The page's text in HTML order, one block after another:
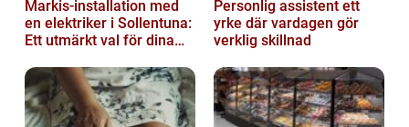
Markis-installation med
en elektriker i Sollentuna:
Ett utmärkt val för dina
Personlig assistent ett
yrke där vardagen gör
verklig skillnad